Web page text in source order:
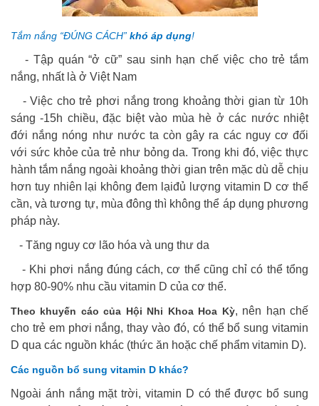
Tắm nắng “ĐÚNG CÁCH” khó áp dụng!
- Tập quán “ở cữ” sau sinh hạn chế việc cho trẻ tắm
nắng, nhất là ở Việt Nam
- Việc cho trẻ phơi nắng trong khoảng thời gian từ 10h
sáng -15h chiều, đặc biệt vào mùa hè ở các nước nhiệt
đới nắng nóng như nước ta còn gây ra các nguy cơ đối
với sức khỏe của trẻ như bỏng da. Trong khi đó, việc thực
hành tắm nắng ngoài khoảng thời gian trên mặc dù dễ chịu
hơn tuy nhiên lại không đem lạiđủ lượng vitamin D cơ thể
cần, và tương tự, mùa đông thì không thể áp dụng phương
pháp này.
- Tăng nguy cơ lão hóa và ung thư da
- Khi phơi nắng đúng cách, cơ thể cũng chỉ có thể tổng
hợp 80-90% nhu cầu vitamin D của cơ thể.
Theo khuyến cáo của Hội Nhi Khoa Hoa Kỳ, nên hạn chế
cho trẻ em phơi nắng, thay vào đó, có thể bổ sung vitamin
D qua các nguồn khác (thức ăn hoặc chế phẩm vitamin D).
Các nguồn bổ sung vitamin D khác?
Ngoài ánh nắng mặt trời, vitamin D có thể được bổ sung